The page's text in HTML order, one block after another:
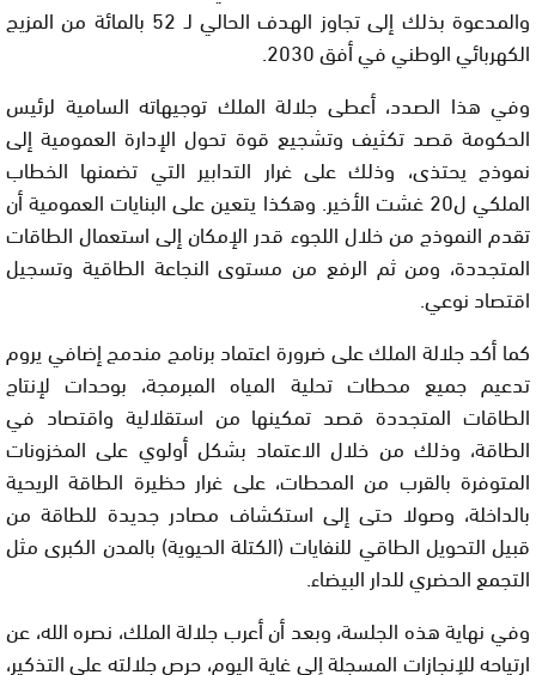
والمدعوة بذلك إلى تجاوز الهدف الحالي لـ 52 بالمائة من المزيج
الكهربائي الوطني في أفق 2030.
وفي هذا الصدد، أعطى جلالة الملك توجيهاته السامية لرئيس
الحكومة قصد تكثيف وتشجيع قوة تحول الإدارة العمومية إلى
نموذج يحتذى، وذلك على غرار التدابير التي تضمنها الخطاب
الملكي ل20 غشت الأخير. وهكذا يتعين على البنايات العمومية أن
تقدم النموذج من خلال اللجوء قدر الإمكان إلى استعمال الطاقات
المتجددة، ومن ثم الرفع من مستوى النجاعة الطاقية وتسجيل
اقتصاد نوعي.
كما أكد جلالة الملك على ضرورة اعتماد برنامج مندمج إضافي يروم
تدعيم جميع محطات تحلية المياه المبرمجة، بوحدات لإنتاج
الطاقات المتجددة قصد تمكينها من استقلالية واقتصاد في
الطاقة، وذلك من خلال الاعتماد بشكل أولوي على المخزونات
المتوفرة بالقرب من المحطات، على غرار حظيرة الطاقة الريحية
بالداخلة، وصولا حتى إلى استكشاف مصادر جديدة للطاقة من
قبيل التحويل الطاقي للنفايات (الكتلة الحيوية) بالمدن الكبرى مثل
التجمع الحضري للدار البيضاء.
وفي نهاية هذه الجلسة، وبعد أن أعرب جلالة الملك، نصره الله، عن
ارتياحه للإنجازات المسجلة إلى غاية اليوم، حرص جلالته على التذكير،